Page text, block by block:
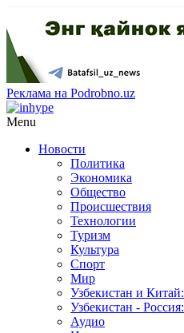
Реклама на Podrobno.uz
Menu
Новости
Политика
Экономика
Общество
Происшествия
Технологии
Туризм
Культура
Спорт
Мир
Узбекистан и
Узбекистан -
Аудио